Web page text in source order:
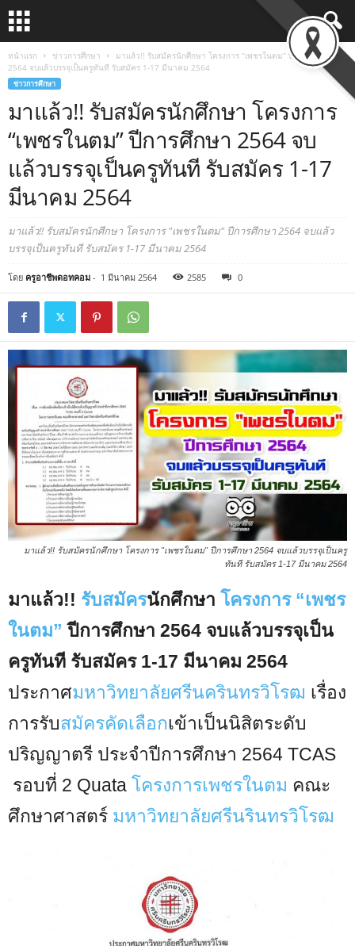
หน้าแรก ข่าวการศึกษา
มาแล้ว!! รับสมัครนักศึกษา โครงการ “เพชรในตม” ปีการศึกษา
2564 จบแล้วบรรจุเป็นครูทันที รับสมัคร 1-17 มีนาคม 2564
ข่าวการศึกษา
มาแล้ว!! รับสมัครนักศึกษา โครงการ
“เพชรในตม” ปีการศึกษา 2564 จบ
แล้วบรรจุเป็นครูทันที รับสมัคร 1-17
มีนาคม 2564
มาแล้ว!! รับสมัครนักศึกษา โครงการ "เพชรในตม" ปีการศึกษา 2564 จบแล้ว
บรรจุเป็นครูทันที รับสมัคร 1-17 มีนาคม 2564
โดย ครูอาชีพดอทคอม - 1 มีนาคม 2564 2585 0
มาแล้ว!! รับสมัครนักศึกษา โครงการ "เพชรในตม" ปีการศึกษา 2564 จบแล้วบรรจุเป็นครู
ทันที รับสมัคร 1-17 มีนาคม 2564
มาแล้ว!! รับสมัครนักศึกษา โครงการ “เพชร
ในตม” ปีการศึกษา 2564 จบแล้วบรรจุเป็น
ครูทันที รับสมัคร 1-17 มีนาคม 2564
ประกาศมหาวิทยาลัยศรีนครินทรวิโรฒ เรื่อง
การรับสมัครคัดเลือกเข้าเป็นนิสิตระดับ
ปริญญาตรี ประจำปีการศึกษา 2564 TCAS
รอบที่ 2 Quata โครงการเพชรในตม คณะ
ศึกษาศาสตร์ มหาวิทยาลัยศรีนรินทรวิโรฒ